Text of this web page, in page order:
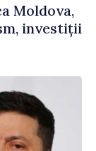
Moldova,
investiții